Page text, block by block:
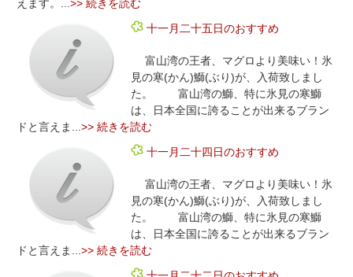
えます。...>> 続きを読む
十一月二十五日のおすすめ
富山湾の王者、マグロより美味い！氷
見の寒(かん)鰤(ぶり)が、入荷致しまし
た。 富山湾の鰤、特に氷見の寒鰤
は、日本全国に誇ることが出来るブラン
ドと言えま...>> 続きを読む
十一月二十四日のおすすめ
富山湾の王者、マグロより美味い！氷
見の寒(かん)鰤(ぶり)が、入荷致しまし
た。 富山湾の鰤、特に氷見の寒鰤
は、日本全国に誇ることが出来るブラン
ドと言えま...>> 続きを読む